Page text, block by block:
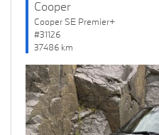
Cooper
Cooper SE Premier+
#31126
37486 km